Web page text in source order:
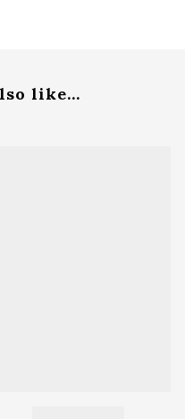
like...